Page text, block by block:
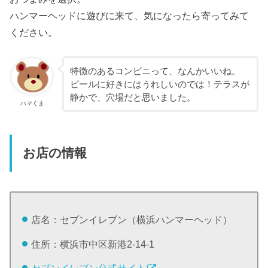
ハンマーヘッドに遊びに来て、気になったら寄ってみて
ください。
ハマくま
特徴のあるコンビニって、なんかいいね。
ビールに好きにはうれしいのでは！テラスが
静かで、穴場だと思いました。
お店の情報
店名：セブンイレブン（横浜ハンマーヘッド）
住所：横浜市中区新港2-14-1